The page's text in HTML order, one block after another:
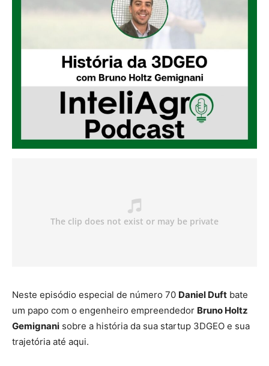
Neste episódio especial de número 70 Daniel Duft bate
um papo com o engenheiro empreendedor Bruno Holtz
Gemignani sobre a história da sua startup 3DGEO e sua
trajetória até aqui.